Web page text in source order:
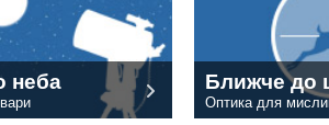
неба Ближче до
Оптика для